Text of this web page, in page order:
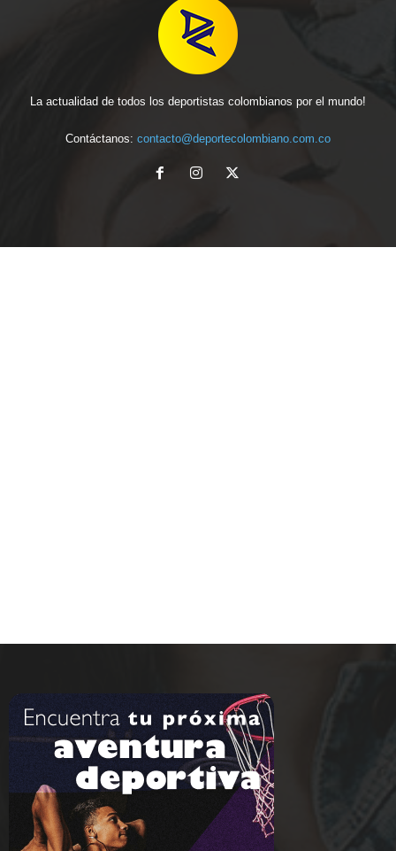
La actualidad de todos los deportistas colombianos por el mundo!
Contáctanos: contacto@deportecolombiano.com.co